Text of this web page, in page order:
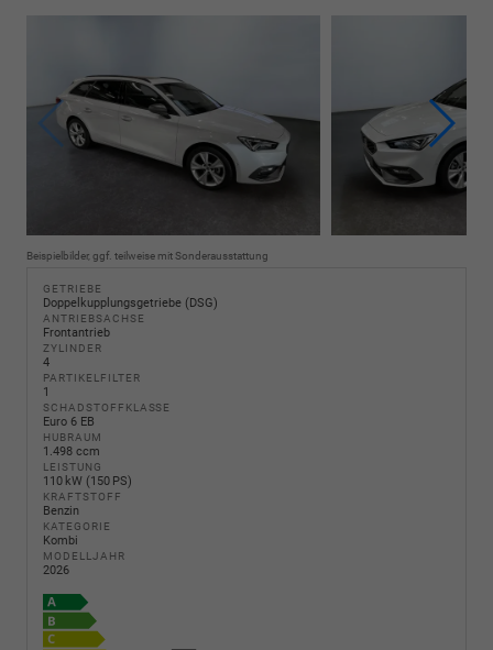
Beispielbilder, ggf. teilweise mit Sonderausstattung
GETRIEBE
Doppelkupplungsgetriebe (DSG)
ANTRIEBSACHSE
Frontantrieb
ZYLINDER
4
PARTIKELFILTER
1
SCHADSTOFFKLASSE
Euro 6 EB
HUBRAUM
1.498 ccm
LEISTUNG
110 kW (150 PS)
KRAFTSTOFF
Benzin
KATEGORIE
Kombi
MODELLJAHR
2026